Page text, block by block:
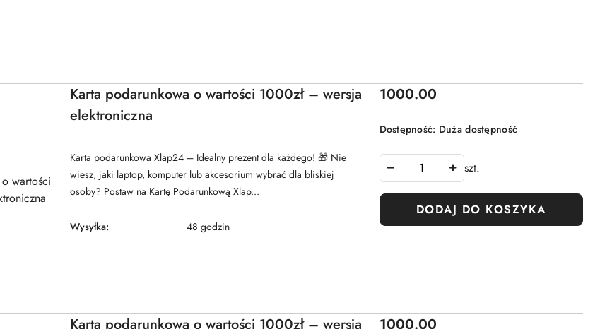
Karta podarunkowa o wartości 1000zł – wersja
elektroniczna
Karta podarunkowa Xlap24 – Idealny prezent dla każdego! 🎁 Nie
wiesz, jaki laptop, komputer lub akcesorium wybrać dla bliskiej
osoby? Postaw na Kartę Podarunkową Xlap...
Wysyłka: 48 godzin
Cena:
1000.00
Dostępność: Duża dostępność
szt.
DODAJ DO KOSZYKA
Karta podarunkowa o wartości 1000zł – wersja Cena:
1000.00